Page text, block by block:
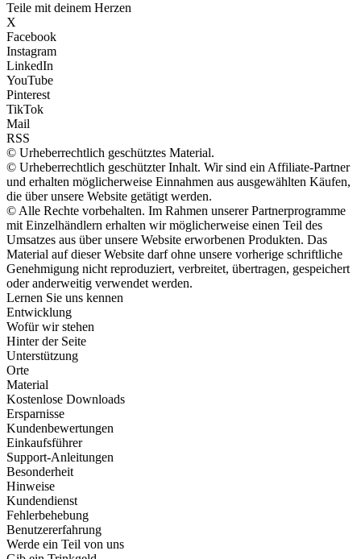
Teile mit deinem Herzen
X
Facebook
Instagram
LinkedIn
YouTube
Pinterest
TikTok
Mail
RSS
© Urheberrechtlich geschütztes Material.
© Urheberrechtlich geschützter Inhalt. Wir sind ein Affiliate-Partner
und erhalten möglicherweise Einnahmen aus ausgewählten Käufen,
die über unsere Website getätigt werden.
© Alle Rechte vorbehalten. Im Rahmen unserer Partnerprogramme
mit Einzelhändlern erhalten wir möglicherweise einen Teil des
Umsatzes aus über unsere Website erworbenen Produkten. Das
Material auf dieser Website darf ohne unsere vorherige schriftliche
Genehmigung nicht reproduziert, verbreitet, übertragen, gespeichert
oder anderweitig verwendet werden.
Lernen Sie uns kennen
Entwicklung
Wofür wir stehen
Hinter der Seite
Unterstützung
Orte
Material
Kostenlose Downloads
Ersparnisse
Kundenbewertungen
Einkaufsführer
Support-Anleitungen
Besonderheit
Hinweise
Kundendienst
Fehlerbehebung
Benutzererfahrung
Werde ein Teil von uns